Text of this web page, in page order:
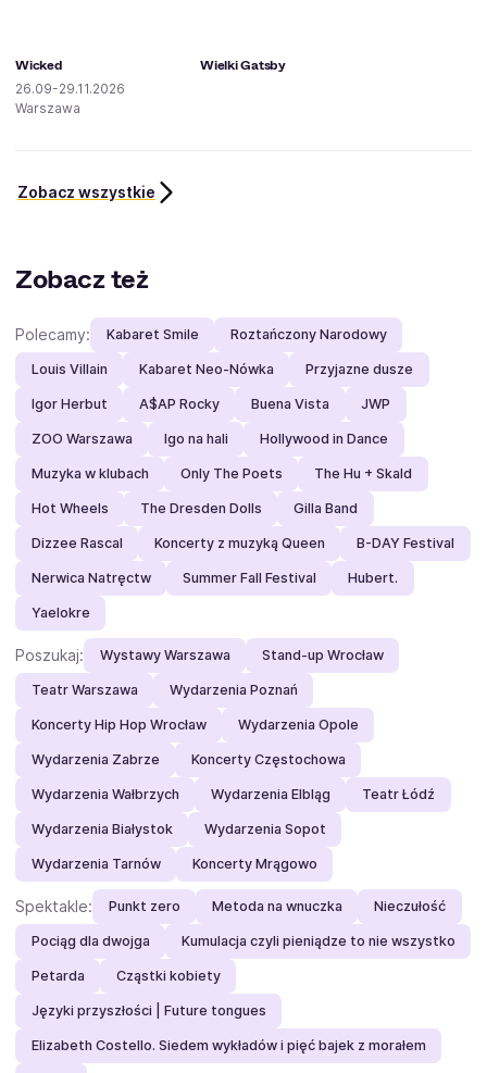
Wicked
26.09-29.11.2026
Warszawa
Wielki Gatsby
Zobacz wszystkie
Zobacz też
Polecamy: Kabaret Smile Roztańczony Narodowy
Louis Villain Kabaret Neo-Nówka Przyjazne dusze
Igor Herbut A$AP Rocky Buena Vista JWP
ZOO Warszawa Igo na hali Hollywood in Dance
Muzyka w klubach Only The Poets The Hu + Skald
Hot Wheels The Dresden Dolls Gilla Band
Dizzee Rascal Koncerty z muzyką Queen B-DAY Festival
Nerwica Natręctw Summer Fall Festival Hubert.
Yaelokre
Poszukaj: Wystawy Warszawa Stand-up Wrocław
Teatr Warszawa Wydarzenia Poznań
Koncerty Hip Hop Wrocław Wydarzenia Opole
Wydarzenia Zabrze Koncerty Częstochowa
Wydarzenia Wałbrzych Wydarzenia Elbląg Teatr Łódź
Wydarzenia Białystok Wydarzenia Sopot
Wydarzenia Tarnów Koncerty Mrągowo
Spektakle: Punkt zero Metoda na wnuczka Nieczułość
Pociąg dla dwojga Kumulacja czyli pieniądze to nie wszystko
Petarda Cząstki kobiety
Języki przyszłości | Future tongues
Elizabeth Costello. Siedem wykładów i pięć bajek z morałem